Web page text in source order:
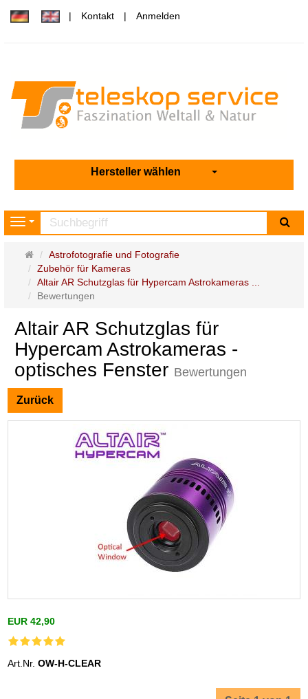
Kontakt Anmelden
Hersteller wählen
Navigation
Startseite
Astrofotografie und Fotografie
Zubehör für Kameras
Altair AR Schutzglas für Hypercam Astrokameras ...
Bewertungen
Altair AR Schutzglas für
Hypercam Astrokameras -
optisches Fenster Bewertungen
Zurück
EUR 42,90
Art.Nr.OW-H-CLEAR